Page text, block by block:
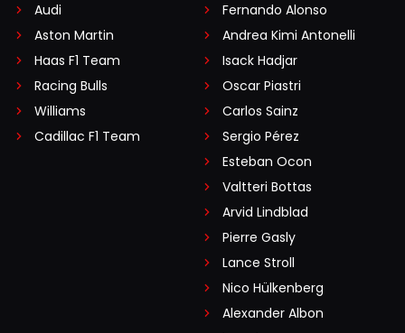
Audi
Aston Martin
Haas F1 Team
Racing Bulls
Williams
Cadillac F1 Team
Fernando Alonso
Andrea Kimi Antonelli
Isack Hadjar
Oscar Piastri
Carlos Sainz
Sergio Pérez
Esteban Ocon
Valtteri Bottas
Arvid Lindblad
Pierre Gasly
Lance Stroll
Nico Hülkenberg
Alexander Albon